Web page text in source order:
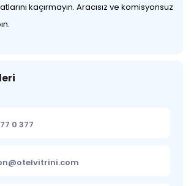
kaçırmayın. Aracısız ve komisyonsuz
0 377